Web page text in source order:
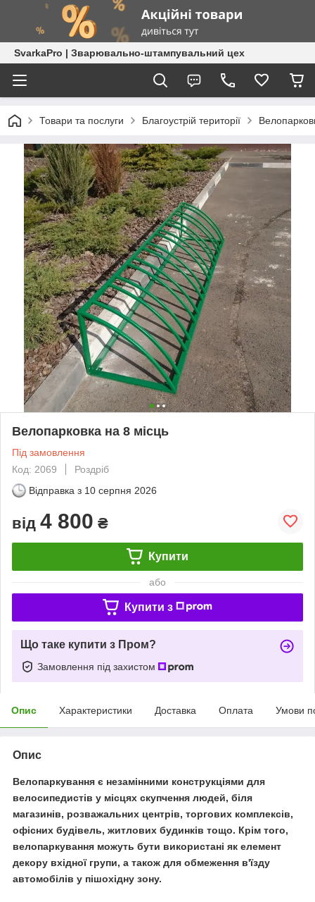
SvarkaPro | Зварювально-штампувальний цех
Товари та послуги Благоустрій території
Велопарковка на 8 місць
Під замовлення
Код: 2069
Роздріб
Відправка з 10 серпня 2026
від 4 800 ₴
Купити
або
Купити з
Що таке купити з Пром?
Замовлення під захистом
Опис Характеристики Доставка Оплата Умови
Опис
Велопаркування є незамінними конструкціями для
велосипедистів у місцях скупчення людей, біля
магазинів, розважальних центрів, торгових комплексів,
офісних будівель, житлових будинків тощо. Крім того,
велопаркування можуть бути використані як елемент
декору вхідної групи, а також для обмеження в'їзду
автомобілів у пішохідну зону.